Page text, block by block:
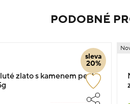
PODOBNÉ
sleva
20%
zlato s kamenem pecky